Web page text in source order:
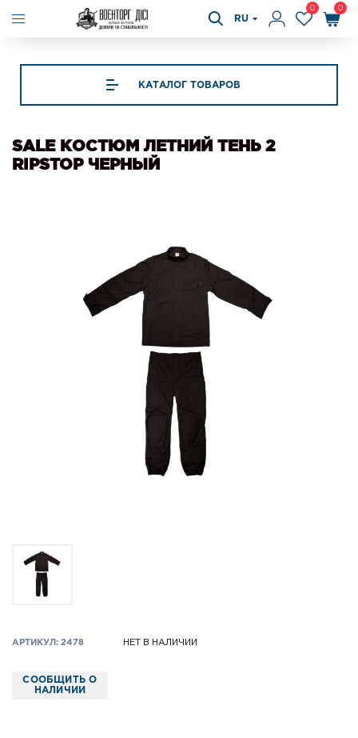
RU
0 0
КАТАЛОГ ТОВАРОВ
SALE КОСТЮМ ЛЕТНИЙ ТЕНЬ 2
RIPSTOP ЧЕРНЫЙ
АРТИКУЛ: 2478 НЕТ В НАЛИЧИИ
СООБЩИТЬ О
НАЛИЧИИ